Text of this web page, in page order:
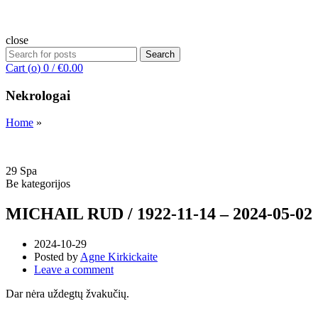
close
Search
for:
Search
Cart (o) 0 / €0.00
Nekrologai
Home »
29 Spa
Be kategorijos
MICHAIL RUD / 1922-11-14 – 2024-05-02
2024-10-29
Posted by Agne Kirkickaite
Leave a comment
Dar nėra uždegtų žvakučių.